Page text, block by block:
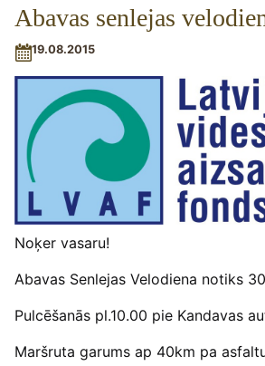
Abavas senlejas
19.08.2015
Noķer vasaru!
Abavas Senlejas Velodiena notiks
Pulcēšanās pl.10.00 pie Kandavas
Maršruta garums ap 40km pa